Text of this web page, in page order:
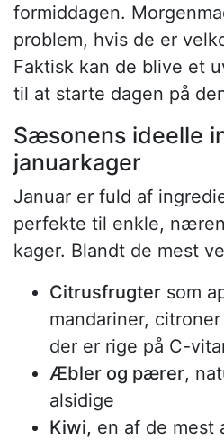
formiddagen.
problem, hvis de er
Faktisk kan de blive et
til at starte dagen på
Sæsonens ideelle
januarkager
Januar er fuld af
perfekte til enkle,
kager. Blandt de mest
Citrusfrugter som
mandariner,
der er rige på C-
Æbler og pærer,
alsidige
Kiwi, en af de mest